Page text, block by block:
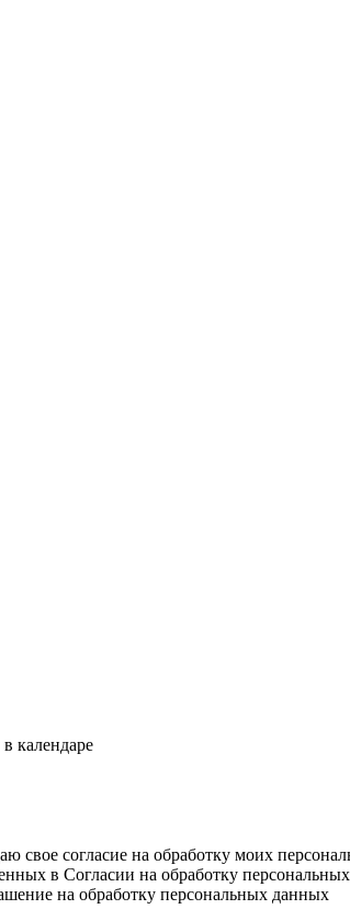
свое согласие на обработку моих
в Согласии на обработку
на обработку персональных данных